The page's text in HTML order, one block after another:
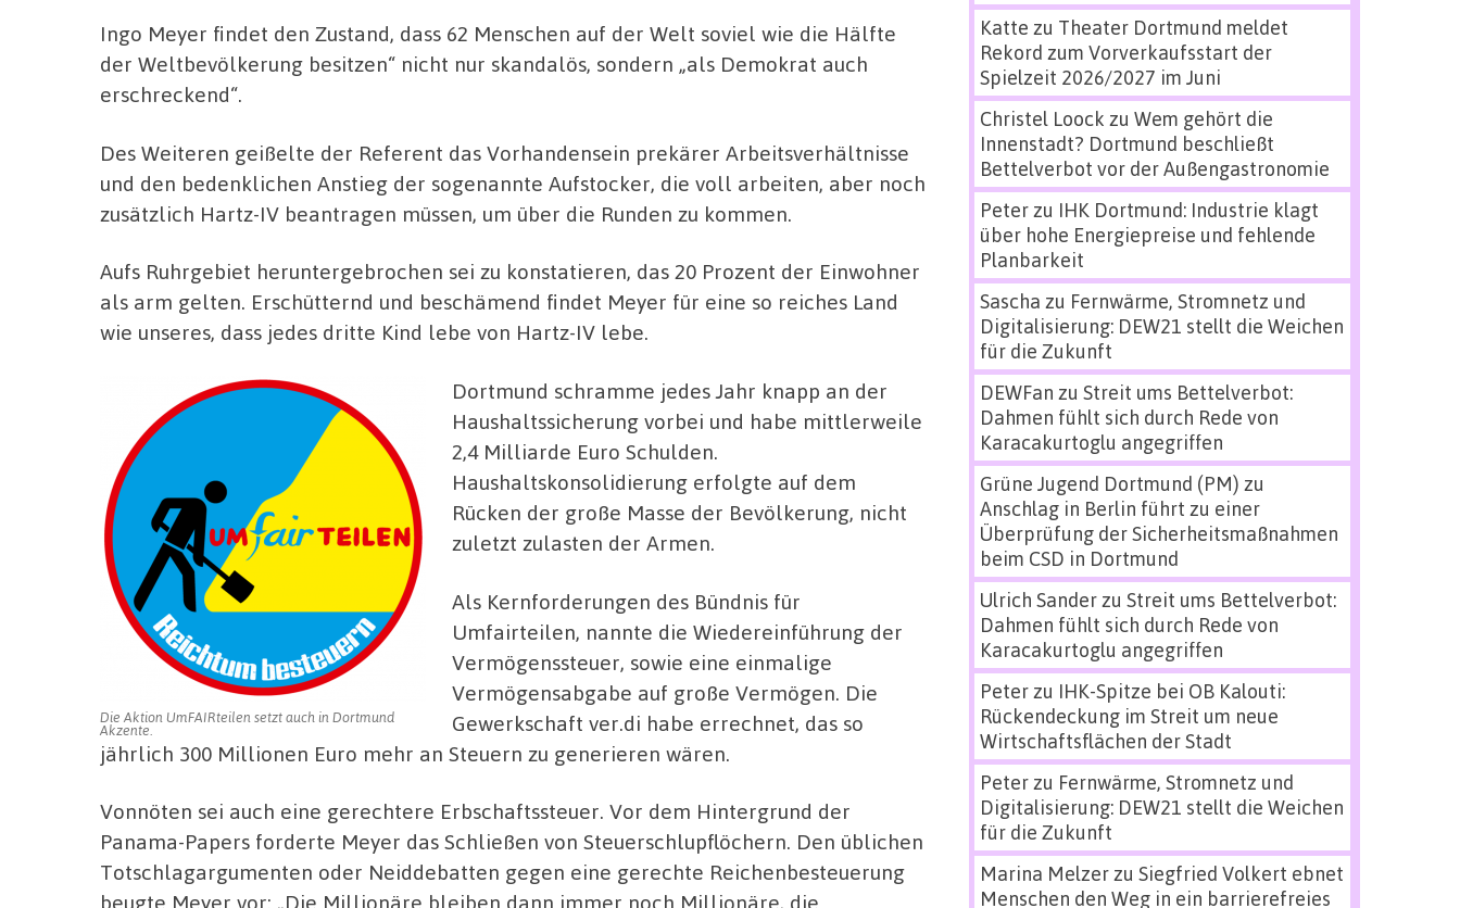
Ingo Meyer findet den Zustand, dass 62 Menschen auf der Welt soviel wie die Hälfte
der Weltbevölkerung besitzen“ nicht nur skandalös, sondern „als Demokrat auch
erschreckend“.
Des Weiteren geißelte der Referent das Vorhandensein prekärer Arbeitsverhältnisse
und den bedenklichen Anstieg der sogenannte Aufstocker, die voll arbeiten, aber noch
zusätzlich Hartz-IV beantragen müssen, um über die Runden zu kommen.
Aufs Ruhrgebiet heruntergebrochen sei zu konstatieren, das 20 Prozent der Einwohner
als arm gelten. Erschütternd und beschämend findet Meyer für eine so reiches Land
wie unseres, dass jedes dritte Kind lebe von Hartz-IV lebe.
Die Aktion UmFAIRteilen setzt auch in Dortmund
Akzente.
Dortmund schramme jedes Jahr knapp an der
Haushaltssicherung vorbei und habe mittlerweile
2,4 Milliarde Euro Schulden.
Haushaltskonsolidierung erfolgte auf dem
Rücken der große Masse der Bevölkerung, nicht
zuletzt zulasten der Armen.
Als Kernforderungen des Bündnis für
Umfairteilen, nannte die Wiedereinführung der
Vermögenssteuer, sowie eine einmalige
Vermögensabgabe auf große Vermögen. Die
Gewerkschaft ver.di habe errechnet, das so
jährlich 300 Millionen Euro mehr an Steuern zu generieren wären.
Vonnöten sei auch eine gerechtere Erbschaftssteuer. Vor dem Hintergrund der
Panama-Papers forderte Meyer das Schließen von Steuerschlupflöchern. Den üblichen
Totschlagargumenten oder Neiddebatten gegen eine gerechte Reichenbesteuerung
beugte Meyer vor: „Die Millionäre bleiben dann immer noch Millionäre, die
Katte zu Theater Dortmund meldet
Rekord zum Vorverkaufsstart der
Spielzeit 2026/2027 im Juni
Christel Loock zu Wem gehört die
Innenstadt? Dortmund beschließt
Bettelverbot vor der Außengastronomie
Peterzu IHK Dortmund: Industrie klagt
über hohe Energiepreise und fehlende
Planbarkeit
Sascha zu Fernwärme, Stromnetz und
Digitalisierung: DEW21 stellt die Weichen
für die Zukunft
DEWFan zu Streit ums Bettelverbot:
Dahmen fühlt sich durch Rede von
Karacakurtoglu angegriffen
Grüne Jugend Dortmund (PM) zu
Anschlag in Berlin führt zu einer
Überprüfung der Sicherheitsmaßnahmen
beim CSD in Dortmund
Ulrich Sanderzu Streit ums Bettelverbot:
Dahmen fühlt sich durch Rede von
Karacakurtoglu angegriffen
Peterzu IHK-Spitze bei OB Kalouti:
Rückendeckung im Streit um neue
Wirtschaftsflächen der Stadt
Peterzu Fernwärme, Stromnetz und
Digitalisierung: DEW21 stellt die Weichen
für die Zukunft
Marina Melzerzu Siegfried Volkert ebnet
Menschen den Weg in ein barrierefreies